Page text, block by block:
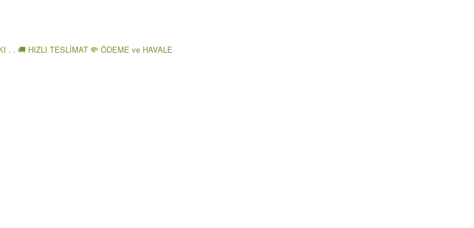
. . 🚚 HIZLI TESLİMAT 💸 ÖDEME ve HAVALE